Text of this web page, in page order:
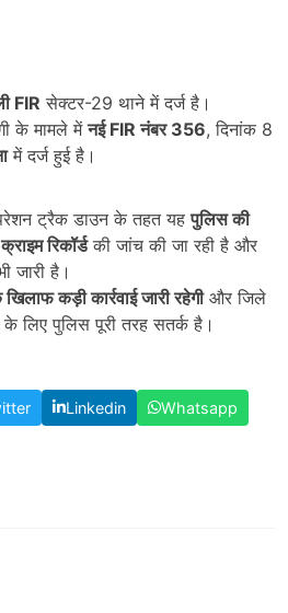
FIR सेक्टर-29 थाने में दर्ज है।
के मामले मेंनई FIRनंबर 356, दिनांक 8
में दर्ज हुई है।
ट्रैक डाउन के तहत यहपुलिस की
क्राइम रिकॉर्डकी जांच की जा रही है और
जारी है।
कड़ी कार्रवाई जारी रहेगीऔर जिले
लिए पुलिस पूरी तरह सतर्क है।
Linkedin
Whatsapp